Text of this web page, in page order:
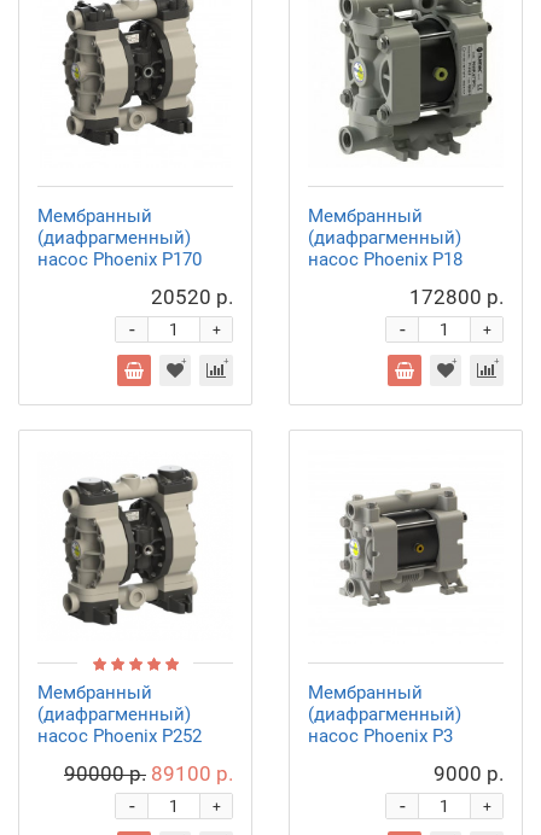
Мембранный
(диафрагменный)
насос Phoenix P170
20520 р.
+
-
Мембранный
(диафрагменный)
насос Phoenix P18
172800 р.
+
-
Мембранный
(диафрагменный)
насос Phoenix P252
90000 р. 89100 р.
+
-
Мембранный
(диафрагменный)
насос Phoenix P3
9000 р.
+
-